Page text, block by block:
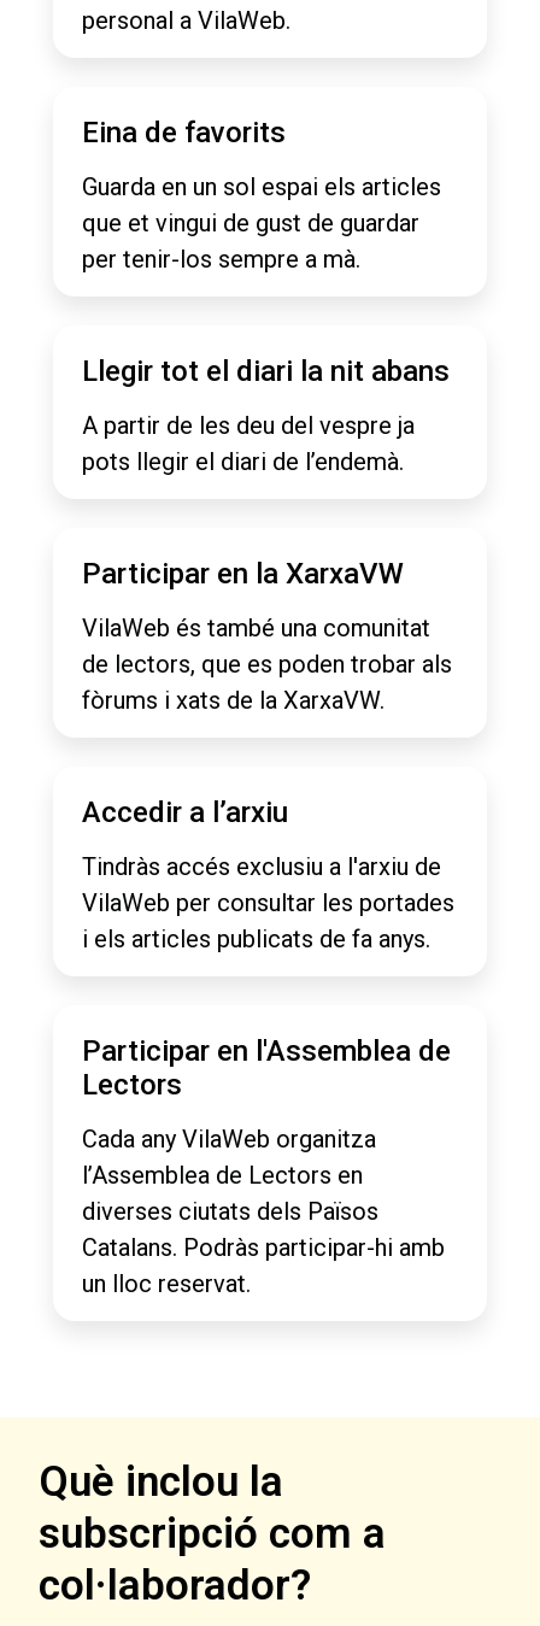
personal a VilaWeb.
Eina de favorits
Guarda en un sol espai els articles
que et vingui de gust de guardar
per tenir-los sempre a mà.
Llegir tot el diari la nit abans
A partir de les deu del vespre ja
pots llegir el diari de l’endemà.
Participar en la XarxaVW
VilaWeb és també una comunitat
de lectors, que es poden trobar als
fòrums i xats de la XarxaVW.
Accedir a l’arxiu
Tindràs accés exclusiu a l'arxiu de
VilaWeb per consultar les portades
i els articles publicats de fa anys.
Participar en l'Assemblea de
Lectors
Cada any VilaWeb organitza
l’Assemblea de Lectors en
diverses ciutats dels Països
Catalans. Podràs participar-hi amb
un lloc reservat.
Què inclou la
subscripció com a
col·laborador?